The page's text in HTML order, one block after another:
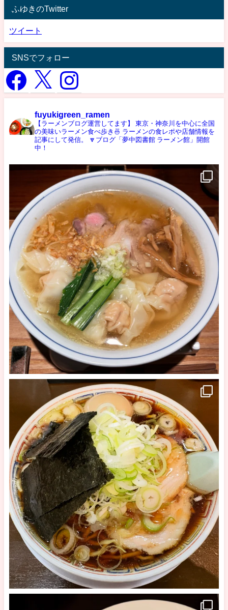
ふゆきのTwitter
ツイート
SNSでフォロー
fuyukigreen_ramen
【ラーメンブログ運営してます】
東京・神奈川を中心に全国
の美味いラーメン食べ歩き🍜 ラーメンの食レポや店舗情報を
記事にして発信。
🔽ブログ「夢中図書館 ラーメン館」開館
中！